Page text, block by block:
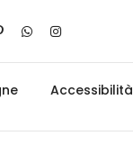
Accessibilità